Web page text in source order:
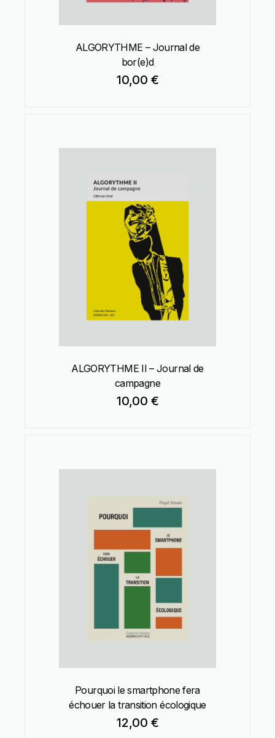
ALGORYTHME – Journal de
bor(e)d
10,00 €
ALGORYTHME II – Journal de
campagne
10,00 €
Pourquoi le smartphone fera
échouer la transition écologique
12,00 €